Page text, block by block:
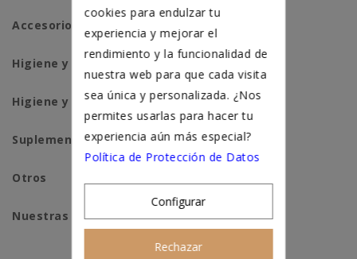
Accesorios para gatos
Higiene y salud perros
Higiene y salud gatos
Suplementación natural
Otros
Nuestras tiendas
cookies para endulzar tu
experiencia y mejorar el
rendimiento y la funcionalidad de
nuestra web para que cada visita
sea única y personalizada. ¿Nos
permites usarlas para hacer tu
experiencia aún más especial?
Política de Protección de Datos
Configurar
Rechazar